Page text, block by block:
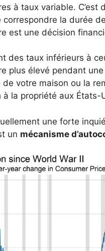
à taux variable.
correspondre la durée
est une décision
des taux inférieurs à
plus élevé pendant
de votre maison ou la
à la propriété aux États-
une forte
un mécanisme